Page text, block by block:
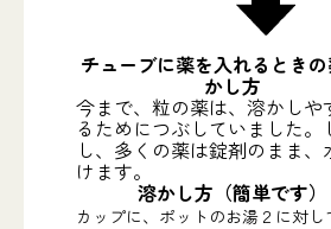
チューブに薬を入れるとき
かし方
今まで、粒の薬は、溶かしや
るためにつぶしていました。
し、多くの薬は錠剤のまま、
けます。
溶かし方（簡単です）
カップに、ポットのお湯２に対し